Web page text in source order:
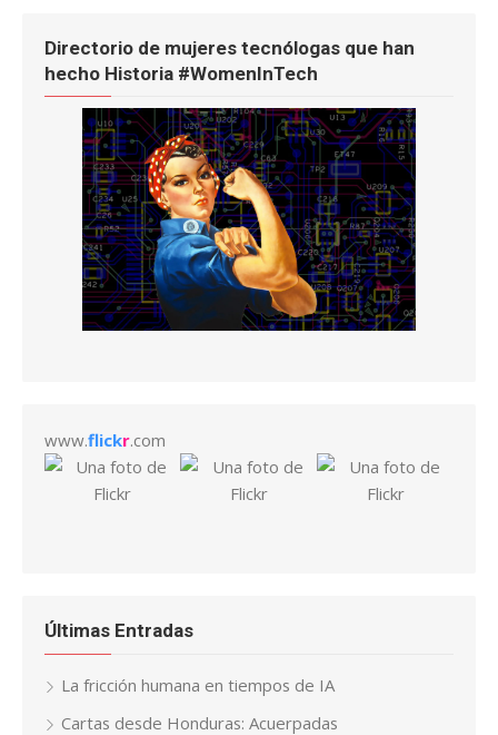
Directorio de mujeres tecnólogas que han
hecho Historia #WomenInTech
www.flickr.com
Últimas Entradas
La fricción humana en tiempos de IA
Cartas desde Honduras: Acuerpadas